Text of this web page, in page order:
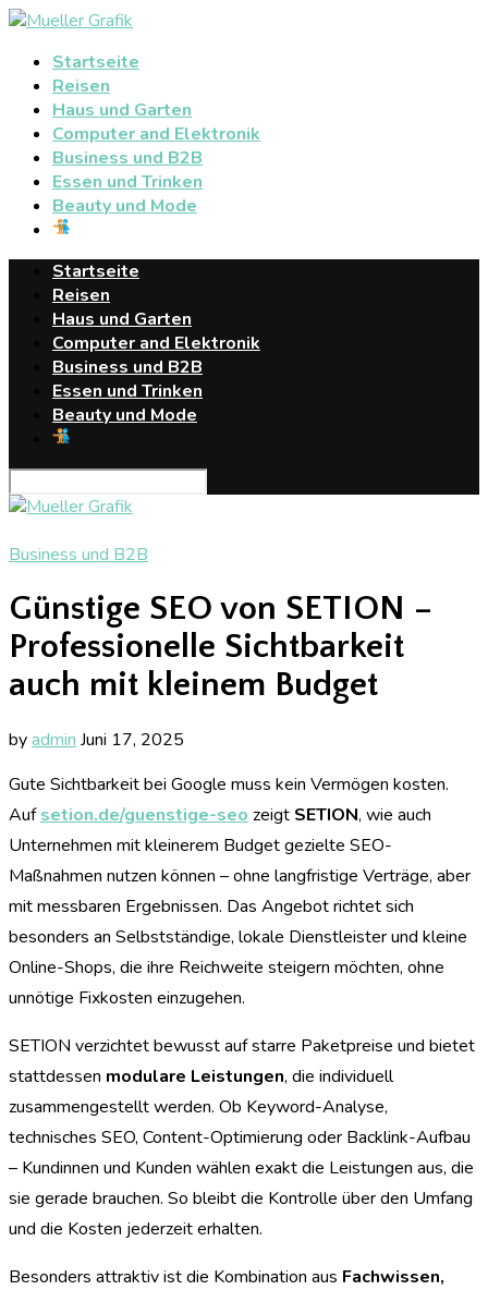
Startseite
Reisen
Haus und Garten
Computer and Elektronik
Business und B2B
Essen und Trinken
Beauty und Mode
Startseite
Reisen
Haus und Garten
Computer and Elektronik
Business und B2B
Essen und Trinken
Beauty und Mode
Business und B2B
Günstige SEO von SETION –
Professionelle Sichtbarkeit
auch mit kleinem Budget
byadmin Juni 17, 2025
Gute Sichtbarkeit bei Google muss kein Vermögen kosten.
Aufsetion.de/guenstige-seo zeigt SETION, wie auch
Unternehmen mit kleinerem Budget gezielte SEO-
Maßnahmen nutzen können – ohne langfristige Verträge, aber
mit messbaren Ergebnissen. Das Angebot richtet sich
besonders an Selbstständige, lokale Dienstleister und kleine
Online-Shops, die ihre Reichweite steigern möchten, ohne
unnötige Fixkosten einzugehen.
SETION verzichtet bewusst auf starre Paketpreise und bietet
stattdessen modulare Leistungen, die individuell
zusammengestellt werden. Ob Keyword-Analyse,
technisches SEO, Content-Optimierung oder Backlink-Aufbau
– Kundinnen und Kunden wählen exakt die Leistungen aus, die
sie gerade brauchen. So bleibt die Kontrolle über den Umfang
und die Kosten jederzeit erhalten.
Besonders attraktiv ist die Kombination aus Fachwissen,